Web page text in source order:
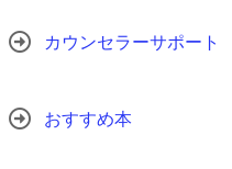
カウンセラーサポート
おすすめ本